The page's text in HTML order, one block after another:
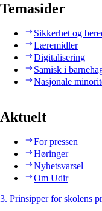
Temasider
Sikkerhet og
Læremidler
Digitalisering
Samisk i
Nasjonale
Aktuelt
For pressen
Høringer
Nyhetsvarsel
Om Udir
3. Prinsipper for skolens